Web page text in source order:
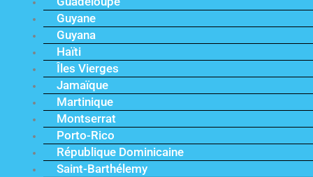
Guyane
Guyana
Haïti
Îles Vierges
Jamaïque
Martinique
Montserrat
Porto-Rico
République Dominicaine
Saint-Barthélemy